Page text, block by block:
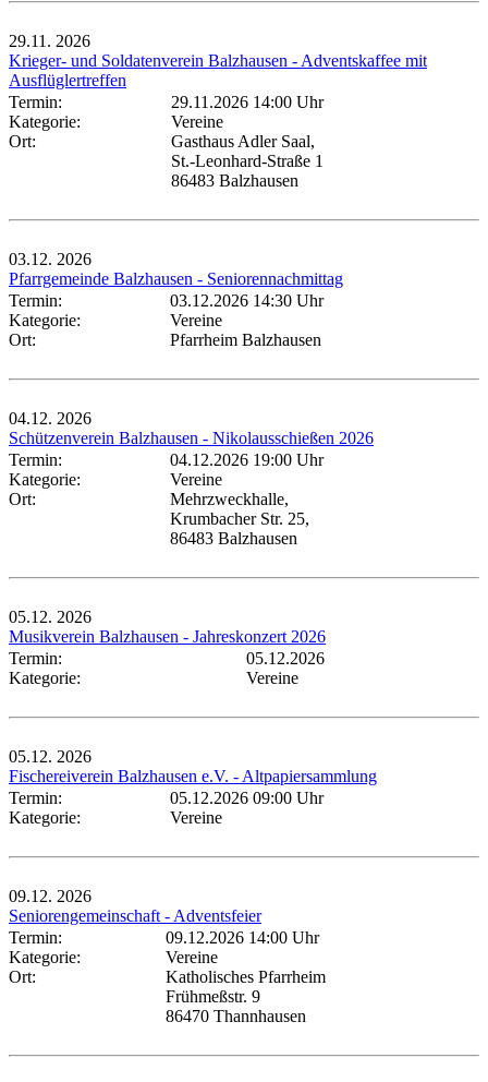
29.11. 2026
Krieger- und Soldatenverein Balzhausen - Adventskaffee mit
Ausflüglertreffen
Termin:
29.11.2026 14:00 Uhr
Kategorie:
Vereine
Ort:
Gasthaus Adler Saal,
St.-Leonhard-Straße 1
86483 Balzhausen
03.12. 2026
Pfarrgemeinde Balzhausen - Seniorennachmittag
Termin:
03.12.2026 14:30 Uhr
Kategorie:
Vereine
Ort:
Pfarrheim Balzhausen
04.12. 2026
Schützenverein Balzhausen - Nikolausschießen 2026
Termin:
04.12.2026 19:00 Uhr
Kategorie:
Vereine
Ort:
Mehrzweckhalle,
Krumbacher Str. 25,
86483 Balzhausen
05.12. 2026
Musikverein Balzhausen - Jahreskonzert 2026
Termin:
05.12.2026
Kategorie:
Vereine
05.12. 2026
Fischereiverein Balzhausen e.V. - Altpapiersammlung
Termin:
05.12.2026 09:00 Uhr
Kategorie:
Vereine
09.12. 2026
Seniorengemeinschaft - Adventsfeier
Termin:
09.12.2026 14:00 Uhr
Kategorie:
Vereine
Ort:
Katholisches Pfarrheim
Frühmeßstr. 9
86470 Thannhausen